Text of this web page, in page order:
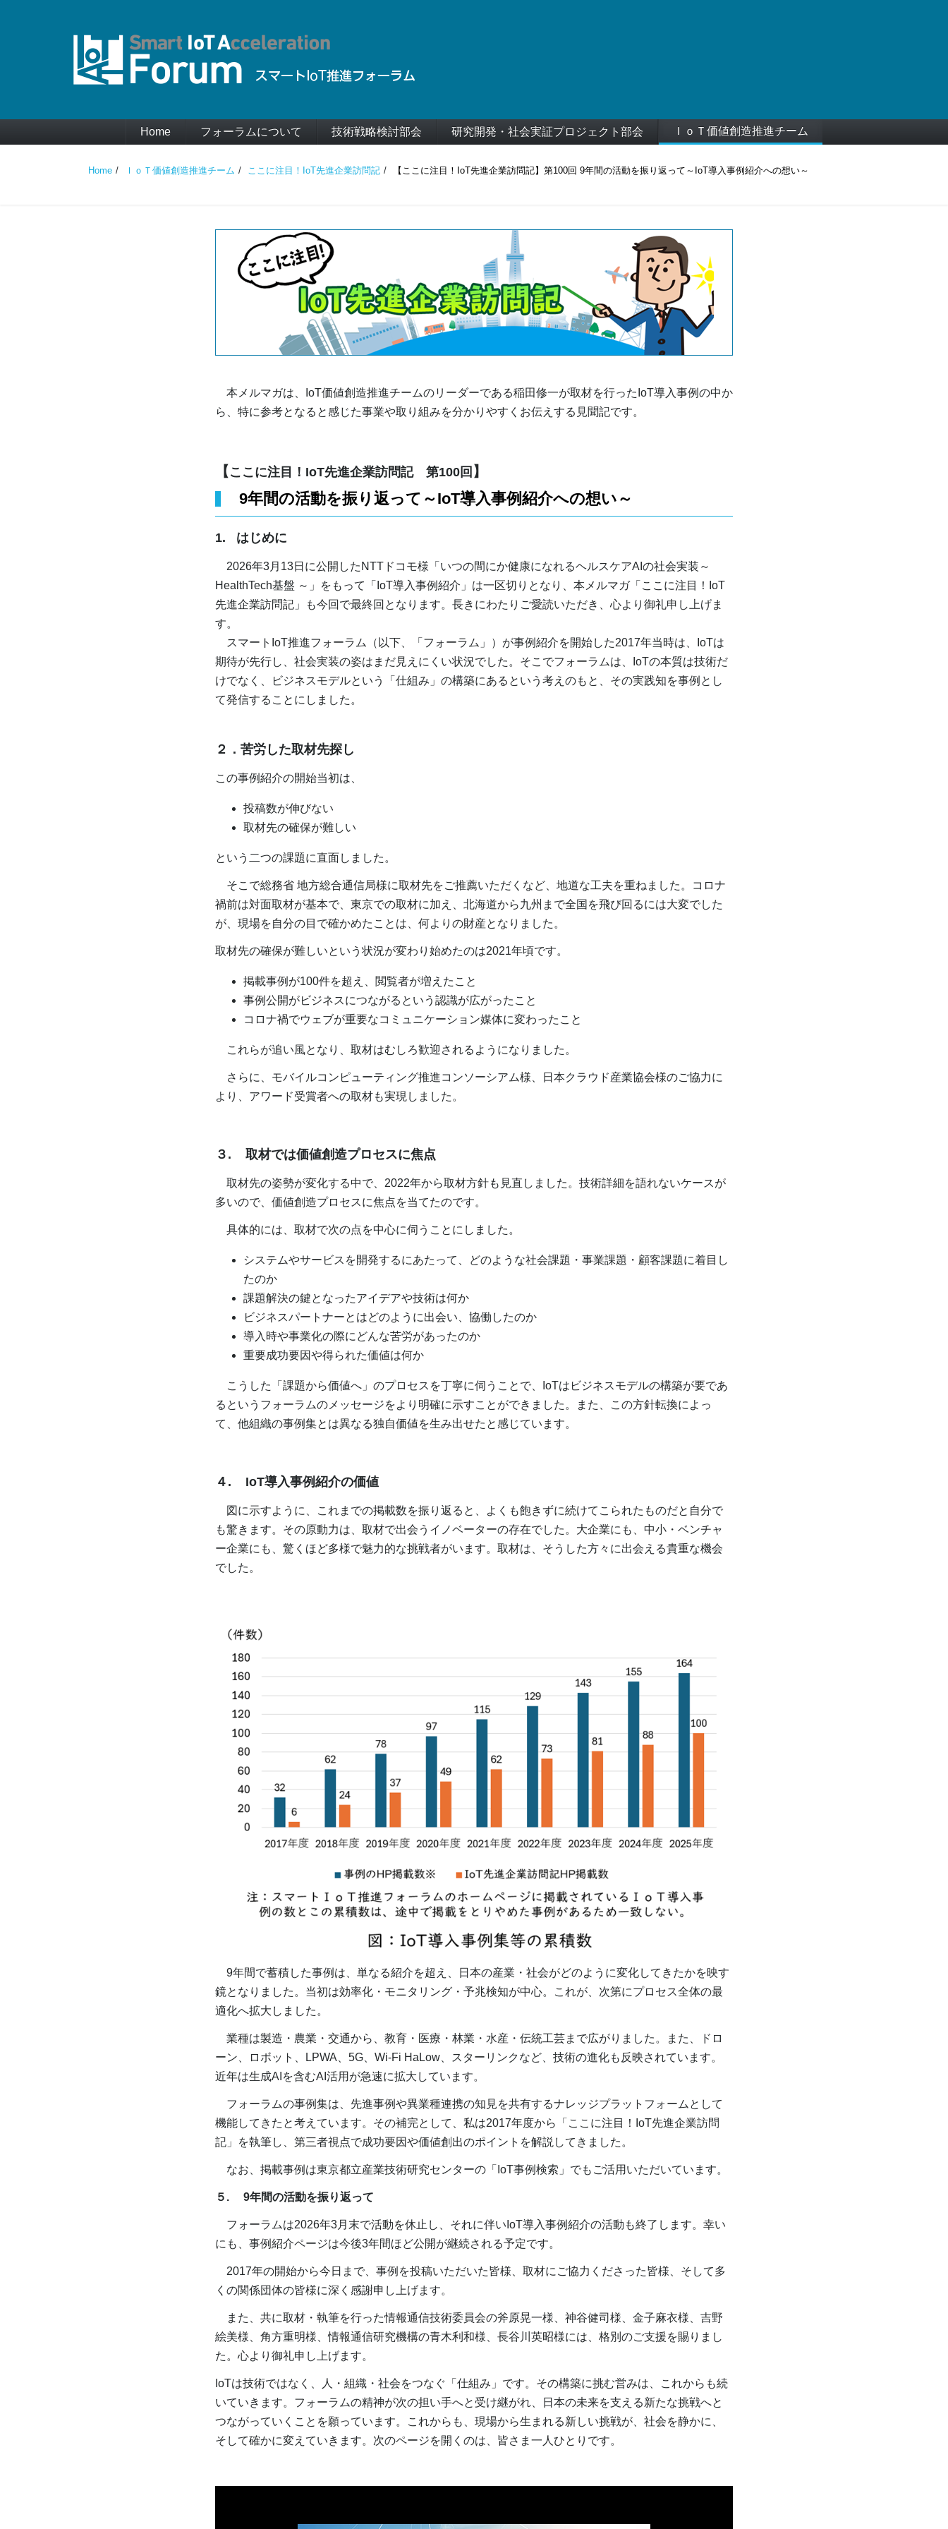
Home フォーラムについて 技術戦略検討部会 研究開発・社会実証プロジェクト部会 ＩｏＴ価値創造推進チーム
Home ＩｏＴ価値創造推進チーム ここに注目！IoT先進企業訪問記 【ここに注目！IoT先進企業訪問記】第100回 9年間の活動を振り返って～IoT導入事例紹介への想い～
本メルマガは、IoT価値創造推進チームのリーダーである稲田修一が取材を行ったIoT導入事例の中か
ら、特に参考となると感じた事業や取り組みを分かりやすくお伝えする見聞記です。
【 ここに注目！IoT先進企業訪問記 第100回 】
9年間の活動を振り返って～IoT導入事例紹介への想い～
1. はじめに
2026年3月13日に公開したNTTドコモ様「いつの間にか健康になれるヘルスケアAIの社会実装～
HealthTech基盤 ～」をもって「IoT導入事例紹介」は一区切りとなり、本メルマガ「ここに注目！IoT
先進企業訪問記」も今回で最終回となります。長きにわたりご愛読いただき、心より御礼申し上げま
す。
スマートIoT推進フォーラム（以下、「フォーラム」）が事例紹介を開始した2017年当時は、IoTは
期待が先行し、社会実装の姿はまだ見えにくい状況でした。そこでフォーラムは、IoTの本質は技術だ
けでなく、ビジネスモデルという「仕組み」の構築にあるという考えのもと、その実践知を事例とし
て発信することにしました。
２． 苦労した取材先探し
この事例紹介の開始当初は、
投稿数が伸びない
取材先の確保が難しい
という二つの課題に直面しました。
そこで総務省 地方総合通信局様に取材先をご推薦いただくなど、地道な工夫を重ねました。コロナ
禍前は対面取材が基本で、東京での取材に加え、北海道から九州まで全国を飛び回るには大変でした
が、現場を自分の目で確かめたことは、何よりの財産となりました。
取材先の確保が難しいという状況が変わり始めたのは2021年頃です。
掲載事例が100件を超え、閲覧者が増えたこと
事例公開がビジネスにつながるという認識が広がったこと
コロナ禍でウェブが重要なコミュニケーション媒体に変わったこと
これらが追い風となり、取材はむしろ歓迎されるようになりました。
さらに、モバイルコンピューティング推進コンソーシアム様、日本クラウド産業協会様のご協力に
より、アワード受賞者への取材も実現しました。
３. 取材では価値創造プロセスに焦点
取材先の姿勢が変化する中で、2022年から取材方針も見直しました。技術詳細を語れないケースが
多いので、価値創造プロセスに焦点を当てたのです。
具体的には、取材で次の点を中心に伺うことにしました。
システムやサービスを開発するにあたって、どのような社会課題・事業課題・顧客課題に着目し
たのか
課題解決の鍵となったアイデアや技術は何か
ビジネスパートナーとはどのように出会い、協働したのか
導入時や事業化の際にどんな苦労があったのか
重要成功要因や得られた価値は何か
こうした「課題から価値へ」のプロセスを丁寧に伺うことで、IoTはビジネスモデルの構築が要であ
るというフォーラムのメッセージをより明確に示すことができました。また、この方針転換によっ
て、他組織の事例集とは異なる独自価値を生み出せたと感じています。
４. IoT導入事例紹介の価値
図に示すように、これまでの掲載数を振り返ると、よくも飽きずに続けてこられたものだと自分で
も驚きます。その原動力は、取材で出会うイノベーターの存在でした。大企業にも、中小・ベンチャ
ー企業にも、驚くほど多様で魅力的な挑戦者がいます。取材は、そうした方々に出会える貴重な機会
でした。
9年間で蓄積した事例は、単なる紹介を超え、日本の産業・社会がどのように変化してきたかを映す
鏡となりました。当初は効率化・モニタリング・予兆検知が中心。これが、次第にプロセス全体の最
適化へ拡大しました。
業種は製造・農業・交通から、教育・医療・林業・水産・伝統工芸まで広がりました。また、ドロ
ーン、ロボット、LPWA、5G、Wi-Fi HaLow、スターリンクなど、技術の進化も反映されています。
近年は生成AIを含むAI活用が急速に拡大しています。
フォーラムの事例集は、先進事例や異業種連携の知見を共有するナレッジプラットフォームとして
機能してきたと考えています。その補完として、私は2017年度から「ここに注目！IoT先進企業訪問
記」を執筆し、第三者視点で成功要因や価値創出のポイントを解説してきました。
なお、掲載事例は東京都立産業技術研究センターの「IoT事例検索」でもご活用いただいています。
５. 9年間の活動を振り返って
フォーラムは2026年3月末で活動を休止し、それに伴いIoT導入事例紹介の活動も終了します。幸い
にも、事例紹介ページは今後3年間ほど公開が継続される予定です。
2017年の開始から今日まで、事例を投稿いただいた皆様、取材にご協力くださった皆様、そして多
くの関係団体の皆様に深く感謝申し上げます。
また、共に取材・執筆を行った情報通信技術委員会の斧原晃一様、神谷健司様、金子麻衣様、吉野
絵美様、角方重明様、情報通信研究機構の青木利和様、長谷川英昭様には、格別のご支援を賜りまし
た。心より御礼申し上げます。
IoTは技術ではなく、人・組織・社会をつなぐ「仕組み」です。その構築に挑む営みは、これからも続
いていきます。フォーラムの精神が次の担い手へと受け継がれ、日本の未来を支える新たな挑戦へと
つながっていくことを願っています。これからも、現場から生まれる新しい挑戦が、社会を静かに、
そして確かに変えていきます。次のページを開くのは、皆さま一人ひとりです。